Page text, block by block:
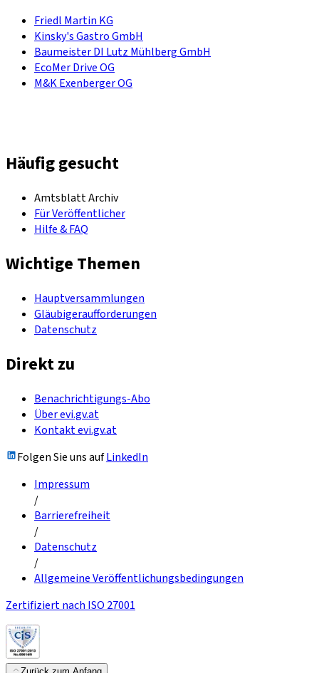
Friedl Martin KG
Kinsky's Gastro GmbH
Baumeister DI Lutz Mühlberg GmbH
EcoMer Drive OG
M&K Exenberger OG
Häufig gesucht
Amtsblatt Archiv
Für Veröffentlicher
Hilfe & FAQ
Wichtige Themen
Hauptversammlungen
Gläubigeraufforderungen
Datenschutz
Direkt zu
Benachrichtigungs-Abo
Über evi.gv.at
Kontakt evi.gv.at
Folgen Sie uns aufLinkedIn
Impressum
/
Barrierefreiheit
/
Datenschutz
/
Allgemeine Veröffentlichungsbedingungen
Zertifiziert nach ISO 27001
Zurück zum Anfang